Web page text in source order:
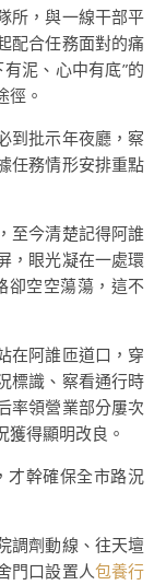
所，與一線干部平
配合任務面對的痛
泥、心中有底”的
徑。
到批示年夜廳，察
任務情形安排重點
至今清楚記得阿誰
，眼光凝在一處環
卻空空蕩蕩，這不
在阿誰匝道口，穿
標識、察看通行時
率領營業部分屢次
得顯明改良。
才幹確保全市路況
調劑動線、往天壇
門口設置人包養行